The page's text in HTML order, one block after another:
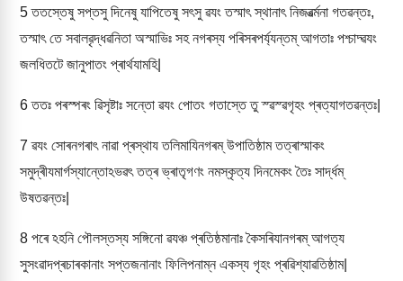
5ততস্তেষু সপ্তসু দিনেষু যাপিতেষু সৎসু ৱযং তস্মাৎ স্থানাৎ নিজৱৰ্ত্মনা গতৱন্তঃ,
তস্মাৎ তে সবালৱৃদ্ধৱনিতা অস্মাভিঃ সহ নগৰস্য পৰিসৰপৰ্য্যন্তম্ আগতাঃ পশ্চাদ্ৱযং
জলধিতটে জানুপাতং প্ৰাৰ্থযামহি|
6ততঃ পৰস্পৰং ৱিসৃষ্টাঃ সন্তো ৱযং পোতং গতাস্তে তু স্ৱস্ৱগৃহং প্ৰত্যাগতৱন্তঃ|
7 ৱযং সোৰনগৰাৎ নাৱা প্ৰস্থায তলিমাযিনগৰম্ উপাতিষ্ঠাম তত্ৰাস্মাকং
সমুদ্ৰীযমাৰ্গস্যান্তোঽভৱৎ তত্ৰ ভ্ৰাতৃগণং নমস্কৃত্য দিনমেকং তৈঃ সাৰ্দ্ধম্
উষতৱন্তঃ|
8 পৰে ঽহনি পৌলস্তস্য সঙ্গিনো ৱযঞ্চ প্ৰতিষ্ঠমানাঃ কৈসৰিযানগৰম্ আগত্য
সুসংৱাদপ্ৰচাৰকানাং সপ্তজনানাং ফিলিপনাম্ন একস্য গৃহং প্ৰৱিশ্যাৱতিষ্ঠাম|